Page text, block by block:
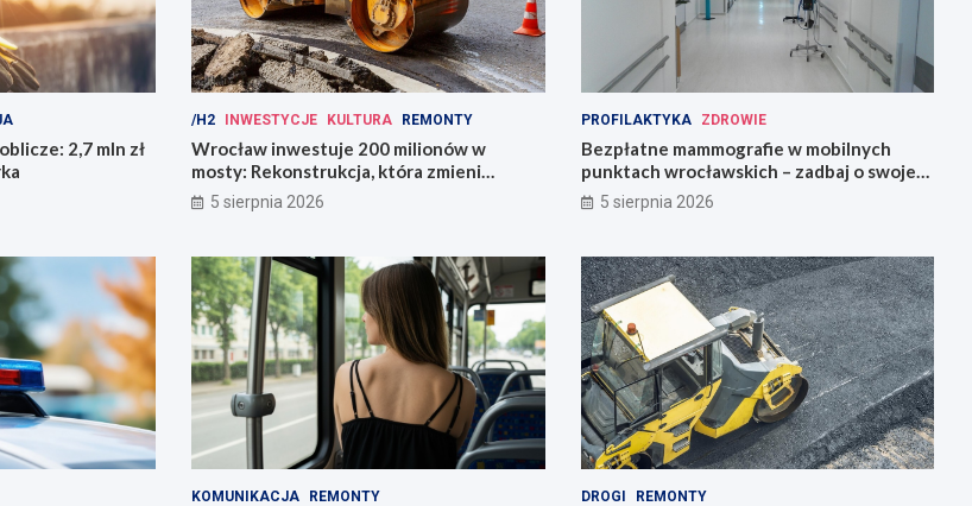
2,7 mln zł
/H2 INWESTYCJE KULTURA REMONTY
Wrocław inwestuje 200 milionów w
mosty: Rekonstrukcja, która zmieni
miasto!
5 sierpnia 2026
PROFILAKTYKA ZDROWIE
Bezpłatne mammografie w mobilnych
punktach wrocławskich – zadbaj o swoje
zdrowie!
5 sierpnia 2026
KOMUNIKACJA REMONTY DROGI REMONTY